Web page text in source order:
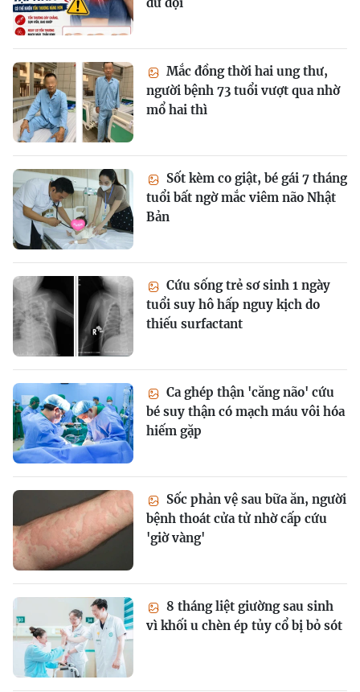
Mắc đồng thời hai ung thư,
người bệnh 73 tuổi vượt qua nhờ
mổ hai thì
Sốt kèm co giật, bé gái 7 tháng
tuổi bất ngờ mắc viêm não Nhật
Bản
Cứu sống trẻ sơ sinh 1 ngày
tuổi suy hô hấp nguy kịch do
thiếu surfactant
Ca ghép thận 'căng não' cứu
bé suy thận có mạch máu vôi hóa
hiếm gặp
Sốc phản vệ sau bữa ăn, người
bệnh thoát cửa tử nhờ cấp cứu
'giờ vàng'
8 tháng liệt giường sau sinh
vì khối u chèn ép tủy cổ bị bỏ sót